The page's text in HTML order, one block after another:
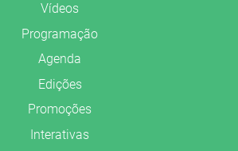
Vídeos
Programação
Agenda
Edições
Promoções
Interativas